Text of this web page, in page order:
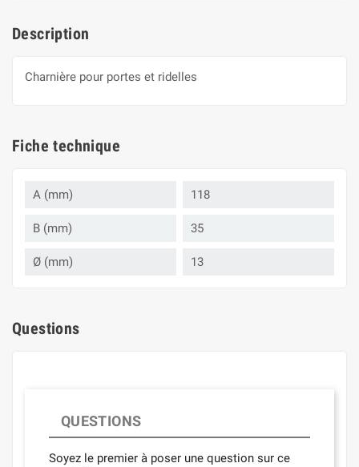
Description
Charnière pour portes et ridelles
Fiche technique
A (mm) 118
B (mm) 35
Ø (mm) 13
Questions
QUESTIONS
Soyez le premier à poser une question sur ce